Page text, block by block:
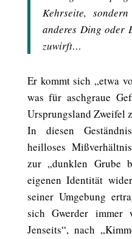
Kehrseite,
anderes Ding oder
zuwirft…
Er kommt sich „etwa
was für aschgraue
Ursprungsland Zweifel
In diesen
heilloses
zur „dunklen Grube
eigenen Identität
seiner Umgebung
sich Gwerder immer
Jenseits“, nach